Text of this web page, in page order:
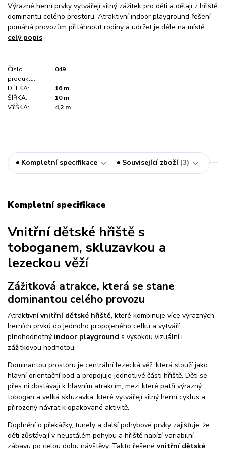
Výrazné herní prvky vytvářejí silný zážitek pro děti a dělají z hřiště
dominantu celého prostoru. Atraktivní indoor playground řešení
pomáhá provozům přitáhnout rodiny a udržet je déle na místě.
celý popis
Číslo
produktu:
049
DÉLKA:
16 m
ŠÍŘKA:
10 m
VÝŠKA:
4,2 m
Kompletní specifikace Související zboží 3
Kompletní specifikace
Vnitřní dětské hřiště s
toboganem, skluzavkou a
lezeckou věží
Zážitková atrakce, která se stane
dominantou celého provozu
Atraktivnívnitřní dětské hřiště, které kombinuje více výrazných
herních prvků do jednoho propojeného celku a vytváří
plnohodnotný indoor playground s vysokou vizuální i
zážitkovou hodnotou.
Dominantou prostoru je centrální lezecká věž, která slouží jako
hlavní orientační bod a propojuje jednotlivé části hřiště. Děti se
přes ni dostávají k hlavním atrakcím, mezi které patří výrazný
tobogan a velká skluzavka, které vytvářejí silný herní cyklus a
přirozený návrat k opakované aktivitě.
Doplnění o překážky, tunely a další pohybové prvky zajišťuje, že
děti zůstávají v neustálém pohybu a hřiště nabízí variabilní
zábavu po celou dobu návštěvy. Takto řešené vnitřní dětské